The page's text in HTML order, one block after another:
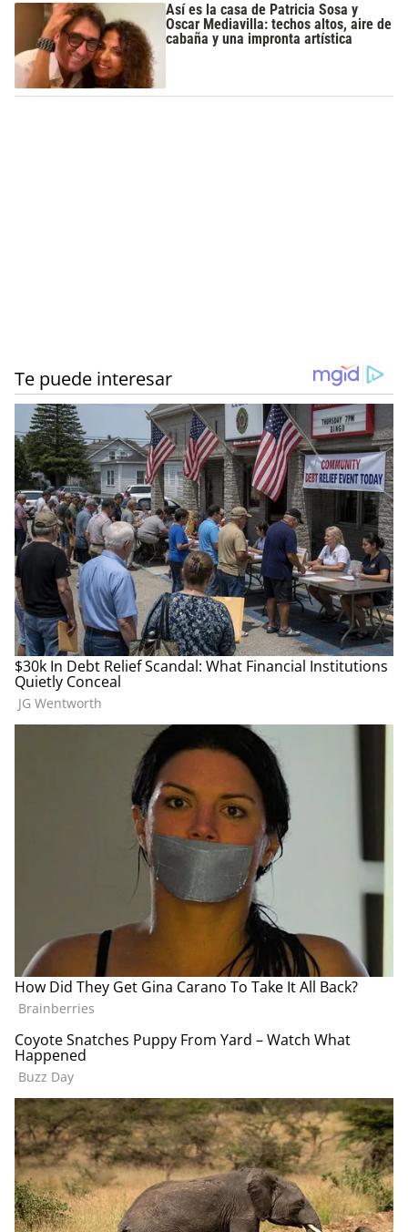
Así es la casa de Patricia Sosa y
Oscar Mediavilla: techos altos, aire de
cabaña y una impronta artística